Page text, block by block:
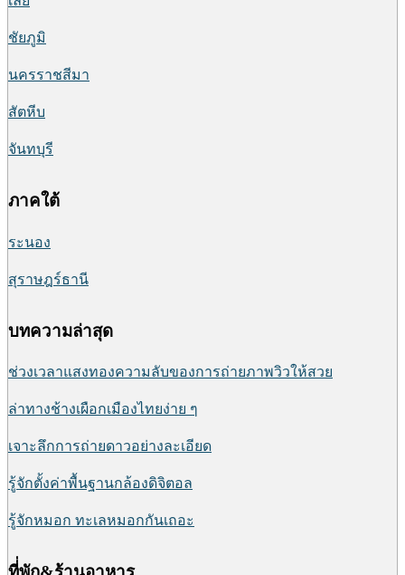
ชัยภูมิ
นครราชสีมา
สัตหีบ
จันทบุรี
ภาคใต้
ระนอง
สุราษฎร์ธานี
บทความล่าสุด
ช่วงเวลาแสงทองความลับของการถ่ายภาพวิวให้สวย
ล่าทางช้างเผือกเมืองไทยง่าย ๆ
เจาะลึกการถ่ายดาวอย่างละเอียด
รู้จักตั้งค่าพื้นฐานกล้องดิจิตอล
รู้จักหมอก ทะเลหมอกกันเถอะ